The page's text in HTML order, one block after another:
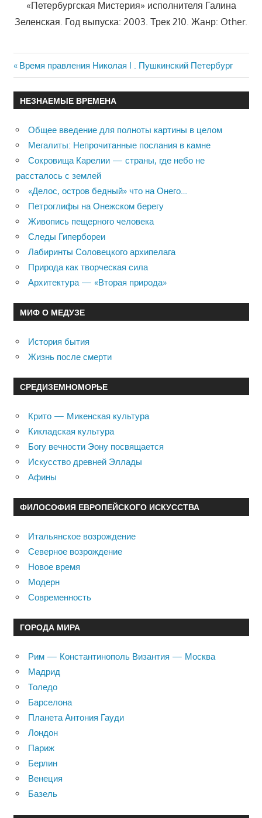
«Петербургская Мистерия» исполнителя Галина
Зеленская. Год выпуска: 2003. Трек 210. Жанр: Other.
Навигация
по
записям
Previous
Post:
Время правления Николая I . Пушкинский Петербург
НЕЗНАЕМЫЕ ВРЕМЕНА
Общее введение для полноты картины в целом
Мегалиты: Непрочитанные послания в камне
Сокровища Карелии — страны, где небо не
рассталось с землей
«Делос, остров бедный» что на Онего…
Петроглифы на Онежском берегу
Живопись пещерного человека
Следы Гипербореи
Лабиринты Соловецкого архипелага
Природа как творческая сила
Архитектура — «Вторая природа»
МИФ О МЕДУЗЕ
История бытия
Жизнь после смерти
СРЕДИЗЕМНОМОРЬЕ
Крито — Микенская культура
Кикладская культура
Богу вечности Эону посвящается
Искусство древней Эллады
Афины
ФИЛОСОФИЯ ЕВРОПЕЙСКОГО ИСКУССТВА
Итальянское возрождение
Северное возрождение
Новое время
Модерн
Современность
ГОРОДА МИРА
Рим — Константинополь Византия — Москва
Мадрид
Толедо
Барселона
Планета Антония Гауди
Лондон
Париж
Берлин
Венеция
Базель